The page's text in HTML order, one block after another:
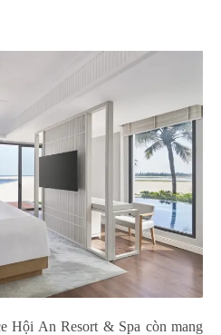
Hội An Resort & Spa còn mang